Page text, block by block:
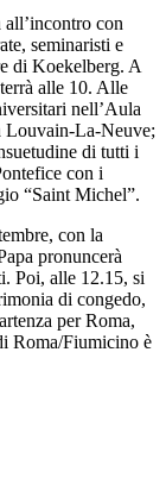
all’incontro con
seminaristi e
di Koekelberg. A
alle 10. Alle
nell’Aula
Louvain-La-Neuve;
di tutti i
con i
“Saint Michel”.
con la
pronuncerà
Poi, alle 12.15, si
di congedo,
per Roma,
Roma/Fiumicino è